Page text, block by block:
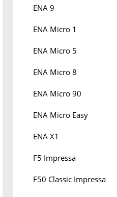
ENA 9
ENA Micro 1
ENA Micro 5
ENA Micro 8
ENA Micro 90
ENA Micro Easy
ENA X1
F5 Impressa
F50 Classic Impressa